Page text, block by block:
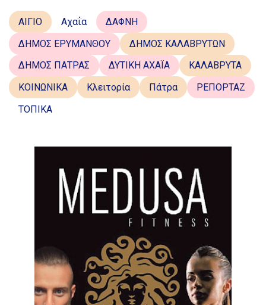
ΑΙΓΙΟ Αχαΐα
ΔΑΦΝΗ
ΔΗΜΟΣ ΕΡΥΜΑΝΘΟΥ
ΔΗΜΟΣ ΚΑΛΑΒΡΥΤΩΝ
ΔΗΜΟΣ ΠΑΤΡΑΣ
ΔΥΤΙΚΗ ΑΧΑΪΑ
ΚΑΛΑΒΡΥΤΑ
ΚΟΙΝΩΝΙΚΑ
Κλειτορία Πάτρα
ΡΕΠΟΡΤΑΖ
ΤΟΠΙΚΑ